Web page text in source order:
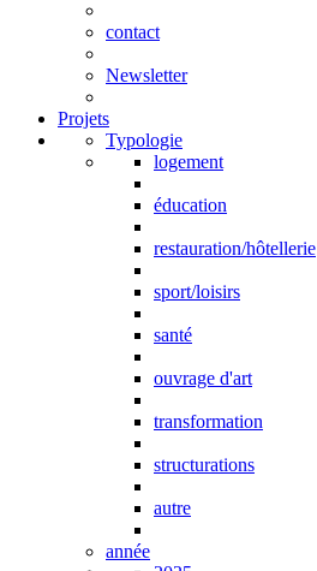
contact
Newsletter
Projets
Typologie
logement
éducation
restauration/hôtellerie
sport/loisirs
santé
ouvrage d'art
transformation
structurations
autre
année